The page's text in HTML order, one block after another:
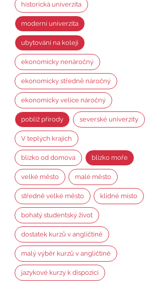
historická univerzita
moderní univerzita
ubytování na koleji
ekonomicky nenáročný
ekonomicky středně náročný
ekonomicky velice náročný
poblíž přírody severské univerzity
V teplých krajích
blízko od domova blízko moře
velké město malé město
středně velké město klidné místo
bohatý studentský život
dostatek kurzů v angličtině
malý výběr kurzů v angličtině
jazykové kurzy k dispozici